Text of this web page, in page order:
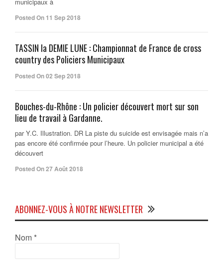
Posted On 11 Sep 2018
TASSIN la DEMIE LUNE : Championnat de France de cross
country des Policiers Municipaux
Posted On 02 Sep 2018
Bouches-du-Rhône : Un policier découvert mort sur son
lieu de travail à Gardanne.
par Y.C. Illustration. DR La piste du suicide est envisagée mais n’a
pas encore été confirmée pour l’heure. Un policier municipal a été
découvert
Posted On 27 Août 2018
ABONNEZ-VOUS À NOTRE NEWSLETTER
Nom *